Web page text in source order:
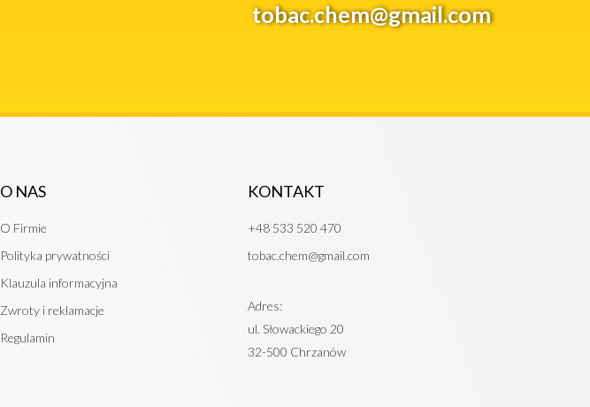
tobac.chem@gmail.com
O NAS
O Firmie
Polityka prywatności
Klauzula informacyjna
Zwroty i reklamacje
Regulamin
KONTAKT
+48 533 520 470
tobac.chem@gmail.com
Adres:
ul. Słowackiego 20
32-500 Chrzanów